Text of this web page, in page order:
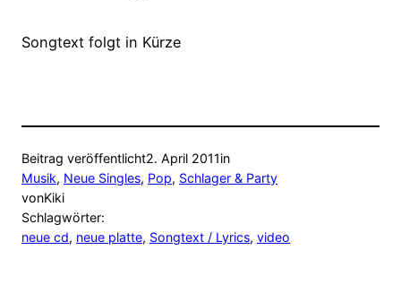
Songtext folgt in Kürze
Beitrag veröffentlicht2. April 2011in
Musik, Neue Singles, Pop, Schlager & Party
vonKiki
Schlagwörter:
neue cd, neue platte, Songtext / Lyrics, video